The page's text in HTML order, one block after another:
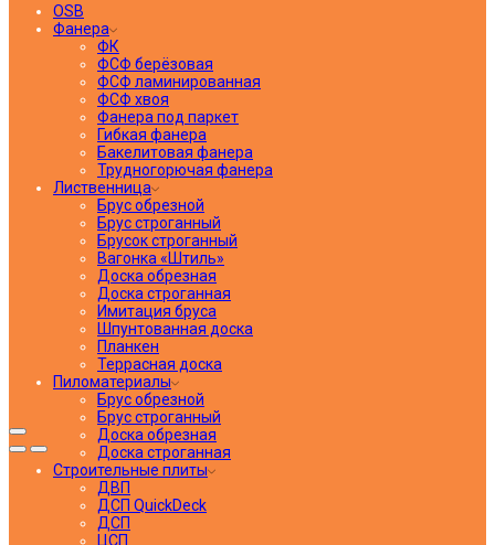
OSB
Фанера
ФК
ФСФ берёзовая
ФСФ ламинированная
ФСФ хвоя
Фанера под паркет
Гибкая фанера
Бакелитовая фанера
Трудногорючая фанера
Лиственница
Брус обрезной
Брус строганный
Брусок строганный
Вагонка «Штиль»
Доска обрезная
Доска строганная
Имитация бруса
Шпунтованная доска
Планкен
Террасная доска
Пиломатериалы
Брус обрезной
Брус строганный
Доска обрезная
Доска строганная
Строительные плиты
ДВП
ДСП QuickDeck
ДСП
ЦСП